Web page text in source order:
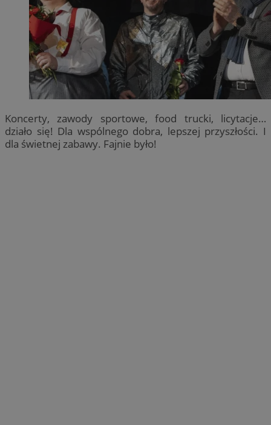
Koncerty, zawody sportowe, food trucki, licytacje…
działo się! Dla wspólnego dobra, lepszej przyszłości. I
dla świetnej zabawy. Fajnie było!